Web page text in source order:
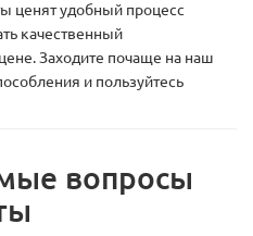
ценят удобный процесс
качественный
Заходите почаще на наш
и пользуйтесь
вопросы